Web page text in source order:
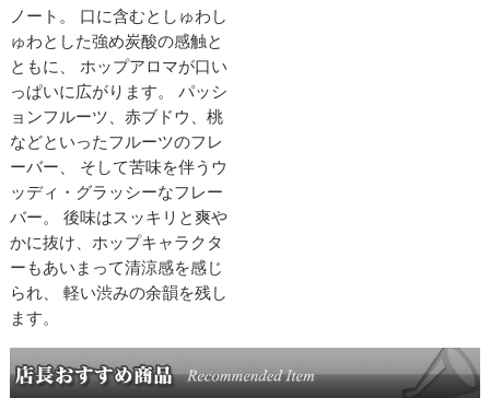
ノート。 口に含むとしゅわし
ゅわとした強め炭酸の感触と
ともに、 ホップアロマが口い
っぱいに広がります。 パッシ
ョンフルーツ、赤ブドウ、桃
などといったフルーツのフレ
ーバー、 そして苦味を伴うウ
ッディ・グラッシーなフレー
バー。 後味はスッキリと爽や
かに抜け、ホップキャラクタ
ーもあいまって清涼感を感じ
られ、 軽い渋みの余韻を残し
ます。